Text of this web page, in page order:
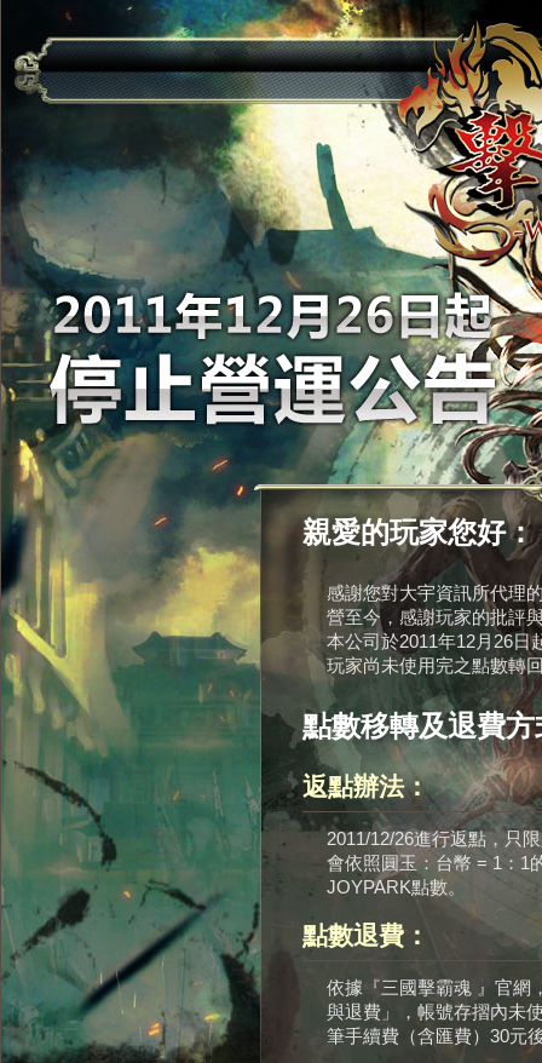
親愛的玩家您好：
感謝您對大宇資訊所代理
營至今，感謝玩家的批評
本公司於2011年12月26日
玩家尚未使用完之點數轉
點數移轉及退費
返點辦法：
2011/12/26進行返點，只
會依照圓玉：台幣 = 1：1
JOYPARK點數。
點數退費：
依據『三國擊霸魂 』官網
與退費」，帳號存摺內未
筆手續費（含匯費）30元